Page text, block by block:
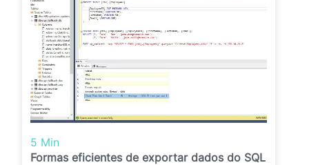
5 Min
Formas eficientes de exportar dados do SQL